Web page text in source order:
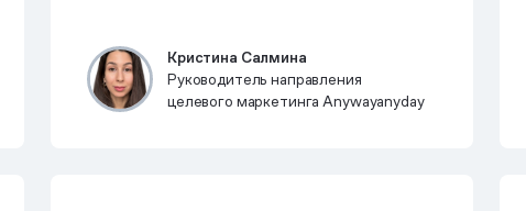
Кристина Салмина
Руководитель направления
целевого маркетинга Anywayanyday